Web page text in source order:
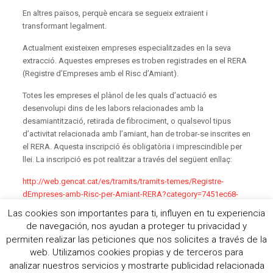
En altres països, perquè encara se segueix extraient i
transformant legalment.
Actualment existeixen empreses especialitzades en la seva
extracció. Aquestes empreses es troben registrades en el RERA
(Registre d’Empreses amb el Risc d’Amiant).
Totes les empreses el plànol de les quals d’actuació es
desenvolupi dins de les labors relacionades amb la
desamiantització, retirada de fibrociment, o qualsevol tipus
d’activitat relacionada amb l’amiant, han de trobar-se inscrites en
el RERA. Aquesta inscripció és obligatòria i imprescindible per
llei. La inscripció es pot realitzar a través del següent enllaç:
http://web.gencat.cat/es/tramits/tramits-temes/Registre-
dEmpreses-amb-Risc-per-Amiant-RERA?category=7451ec68-
Aviso Legal Política de cookies / Política de Privacidad
Política de RRSS
Las cookies son importantes para ti, influyen en tu experiencia
de navegación, nos ayudan a proteger tu privacidad y
permiten realizar las peticiones que nos solicites a través de la
web. Utilizamos cookies propias y de terceros para